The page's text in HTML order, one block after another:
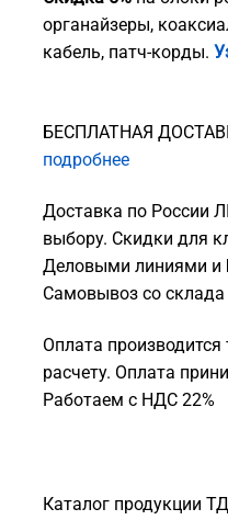
органайзеры,
кабель, патч-корды.
БЕСПЛАТНАЯ
подробнее
Доставка по России
выбору. Скидки для
Деловыми линиями и
Самовывоз со
Оплата
расчету. Оплата
Работаем с НДС 22%
Каталог продукции